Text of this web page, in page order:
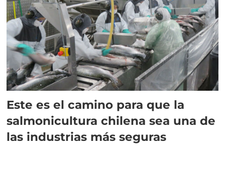
Este es el camino para que la
salmonicultura chilena sea una de
las industrias más seguras